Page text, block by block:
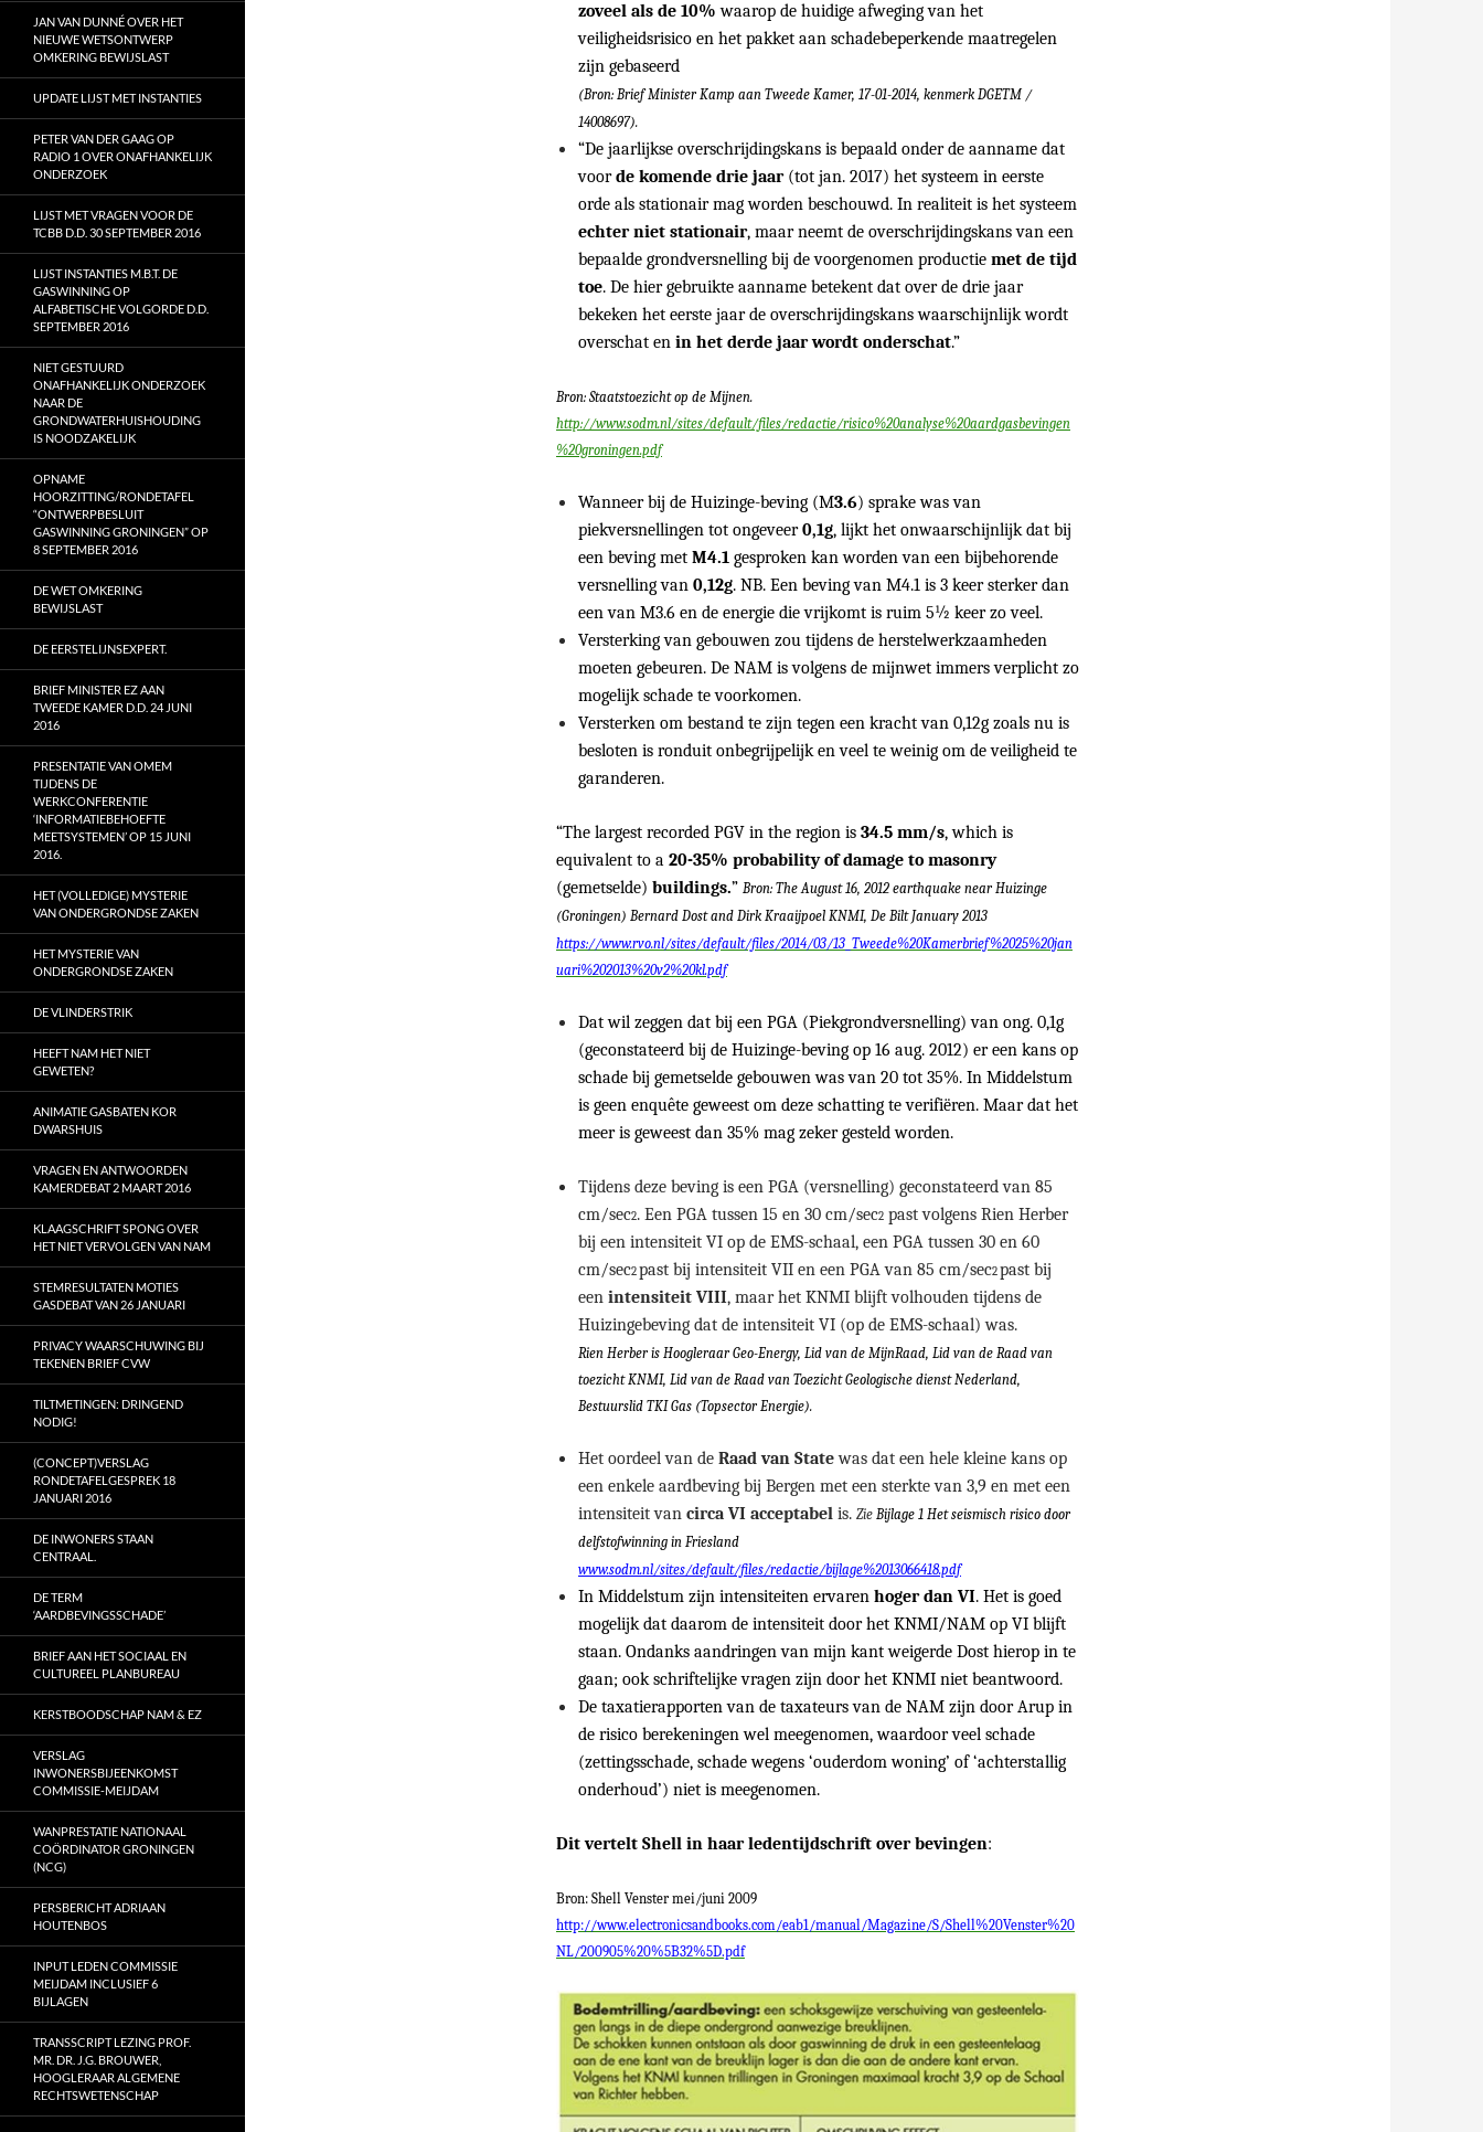
zoveel als de 10%waarop de huidige afweging van het
veiligheidsrisico en het pakket aan schadebeperkende maatregelen
zijn gebaseerd
(Bron: Brief Minister Kamp aan Tweede Kamer, 17-01-2014, kenmerk DGETM /
14008697).
“De jaarlijkse overschrijdingskans is bepaald onder de aanname dat
voorde komende drie jaar(tot jan. 2017) het systeem in eerste
orde als stationair mag worden beschouwd. In realiteit is het systeem
echter niet stationair, maar neemt de overschrijdingskans van een
bepaalde grondversnelling bij de voorgenomen productie met de tijd
toe. De hier gebruikte aanname betekent dat over de drie jaar
bekeken het eerste jaar de overschrijdingskans waarschijnlijk wordt
overschat en in het derde jaar wordt onderschat.”
Bron: Staatstoezicht op de Mijnen.
http://www.sodm.nl/sites/default/files/redactie/risico%20analyse%20aardgasbevingen
%20groningen.pdf
Wanneer bij de Huizinge-beving (M3.6) sprake was van
piekversnellingen tot ongeveer0,1g, lijkt het onwaarschijnlijk dat bij
een beving met M4.1 gesproken kan worden van een bijbehorende
versnelling van 0,12g. NB. Een beving van M4.1 is 3 keer sterker dan
een van M3.6 en de energie die vrijkomt is ruim 5½ keer zo veel.
Versterking van gebouwen zou tijdens de herstelwerkzaamheden
moeten gebeuren. De NAM is volgens de mijnwet immers verplicht zo
mogelijk schade te voorkomen.
Versterken om bestand te zijn tegen een kracht van 0,12g zoals nu is
besloten is ronduit onbegrijpelijk en veel te weinig om de veiligheid te
garanderen.
“The largest recorded PGV in the region is 34.5 mm/s, which is
equivalent to a 20-35% probability of damage to masonry
(gemetselde) buildings.” Bron: The August 16, 2012 earthquake near Huizinge
(Groningen) Bernard Dost and Dirk Kraaijpoel KNMI, De Bilt January 2013
https://www.rvo.nl/sites/default/files/2014/03/13_Tweede%20Kamerbrief%2025%20jan
uari%202013%20v2%20kl.pdf
Dat wil zeggen dat bij een PGA (Piekgrondversnelling) van ong. 0,1g
(geconstateerd bij de Huizinge-beving op 16 aug. 2012) er een kans op
schade bij gemetselde gebouwen was van 20 tot 35%. In Middelstum
is geen enquête geweest om deze schatting te verifiëren. Maar dat het
meer is geweest dan 35% mag zeker gesteld worden.
Tijdens deze beving is een PGA (versnelling) geconstateerd van 85
cm/sec2. Een PGA tussen 15 en 30 cm/sec2 past volgens Rien Herber
bij een intensiteit VI op de EMS-schaal, een PGA tussen 30 en 60
cm/sec2past bij intensiteit VII en een PGA van 85 cm/sec2past bij
een intensiteit VIII, maar het KNMI blijft volhouden tijdens de
Huizingebeving dat de intensiteit VI (op de EMS-schaal) was.
Rien Herber is Hoogleraar Geo-Energy, Lid van de MijnRaad, Lid van de Raad van
toezicht KNMI, Lid van de Raad van Toezicht Geologische dienst Nederland,
Bestuurslid TKI Gas (Topsector Energie).
Het oordeel van de Raad van Statewas dat een hele kleine kans op
een enkele aardbeving bij Bergen met een sterkte van 3,9 en met een
intensiteit van circa VI acceptabel is. Zie Bijlage 1 Het seismisch risico door
delfstofwinning in Friesland
www.sodm.nl/sites/default/files/redactie/bijlage%2013066418.pdf
In Middelstum zijn intensiteiten ervaren hoger dan VI. Het is goed
mogelijk dat daarom de intensiteit door het KNMI/NAM op VI blijft
staan. Ondanks aandringen van mijn kant weigerde Dost hierop in te
gaan; ook schriftelijke vragen zijn door het KNMI niet beantwoord.
De taxatierapporten van de taxateurs van de NAM zijn door Arup in
de risico berekeningen wel meegenomen, waardoor veel schade
(zettingsschade, schade wegens ‘ouderdom woning’ of ‘achterstallig
onderhoud’) niet is meegenomen.
Dit vertelt Shell in haar ledentijdschrift over bevingen:
Bron: Shell Venster mei/juni 2009
http://www.electronicsandbooks.com/eab1/manual/Magazine/S/Shell%20Venster%20
NL/200905%20%5B32%5D.pdf
JAN VAN DUNNÉ OVER HET
NIEUWE WETSONTWERP
OMKERING BEWIJSLAST
UPDATE LIJST MET INSTANTIES
PETER VAN DER GAAG OP
RADIO 1 OVER ONAFHANKELIJK
ONDERZOEK
LIJST MET VRAGEN VOOR DE
TCBB D.D. 30 SEPTEMBER 2016
LIJST INSTANTIES M.B.T. DE
GASWINNING OP
ALFABETISCHE VOLGORDE D.D.
SEPTEMBER 2016
NIET GESTUURD
ONAFHANKELIJK ONDERZOEK
NAAR DE
GRONDWATERHUISHOUDING
IS NOODZAKELIJK
OPNAME
HOORZITTING/RONDETAFEL
“ONTWERPBESLUIT
GASWINNING GRONINGEN” OP
8 SEPTEMBER 2016
DE WET OMKERING
BEWIJSLAST
DE EERSTELIJNSEXPERT.
BRIEF MINISTER EZ AAN
TWEEDE KAMER D.D. 24 JUNI
2016
PRESENTATIE VAN OMEM
TIJDENS DE
WERKCONFERENTIE
‘INFORMATIEBEHOEFTE
MEETSYSTEMEN’ OP 15 JUNI
2016.
HET (VOLLEDIGE) MYSTERIE
VAN ONDERGRONDSE ZAKEN
HET MYSTERIE VAN
ONDERGRONDSE ZAKEN
DE VLINDERSTRIK
HEEFT NAM HET NIET
GEWETEN?
ANIMATIE GASBATEN KOR
DWARSHUIS
VRAGEN EN ANTWOORDEN
KAMERDEBAT 2 MAART 2016
KLAAGSCHRIFT SPONG OVER
HET NIET VERVOLGEN VAN NAM
STEMRESULTATEN MOTIES
GASDEBAT VAN 26 JANUARI
PRIVACY WAARSCHUWING BIJ
TEKENEN BRIEF CVW
TILTMETINGEN: DRINGEND
NODIG!
(CONCEPT)VERSLAG
RONDETAFELGESPREK 18
JANUARI 2016
DE INWONERS STAAN
CENTRAAL.
DE TERM
‘AARDBEVINGSSCHADE’
BRIEF AAN HET SOCIAAL EN
CULTUREEL PLANBUREAU
KERSTBOODSCHAP NAM & EZ
VERSLAG
INWONERSBIJEENKOMST
COMMISSIE-MEIJDAM
WANPRESTATIE NATIONAAL
COÖRDINATOR GRONINGEN
(NCG)
PERSBERICHT ADRIAAN
HOUTENBOS
INPUT LEDEN COMMISSIE
MEIJDAM INCLUSIEF 6
BIJLAGEN
TRANSSCRIPT LEZING PROF.
MR. DR. J.G. BROUWER,
HOOGLERAAR ALGEMENE
RECHTSWETENSCHAP